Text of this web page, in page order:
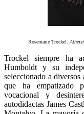
Rosemarie Trockel.
Trockel siempre ha
Humboldt y su
seleccionado a
que ha empatizado
vocacional y
autodidactas James